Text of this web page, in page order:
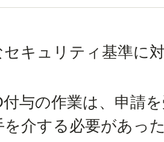
セキュリティ基準に
与の作業は、申請
を介する必要があっ